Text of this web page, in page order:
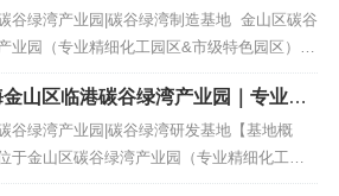
园区&市级特色园区｜化工及医药
料企业定制厂房出租出售｜可定制
乙、丙类厂房
谷绿湾产业园|碳谷绿湾制造基地 金山区碳谷
业园（专业精细化工园区&市级特色园区）M
用地 化工及医药新材料企业定制厂房出租出
制甲、乙、丙类厂房【基地概况】位于金山
绿湾产业园（专业精细化工园区&市级特色园
由临港集团和碳...
金山区临港碳谷绿湾产业园｜专业精
园区&市级特色园区｜医药新材料
研发厂房出租出售 2000平起租售
谷绿湾产业园|碳谷绿湾研发基地【基地概
于金山区碳谷绿湾产业园（专业精细化工园
级特色园区），由临港集团和金山碳谷绿湾合